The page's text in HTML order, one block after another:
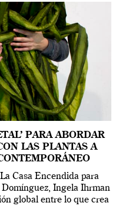
PARA ABORDAR
LAS PLANTAS A
Casa Encendida para
Ingela Ihrman
global entre lo que crea